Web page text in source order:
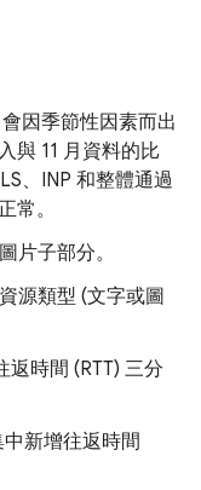
因季節性因素而出
與 11 月資料的比
、INP 和整體通過
常。
片子部分。
源類型 (文字或圖
返時間 (RTT) 三分
新增往返時間